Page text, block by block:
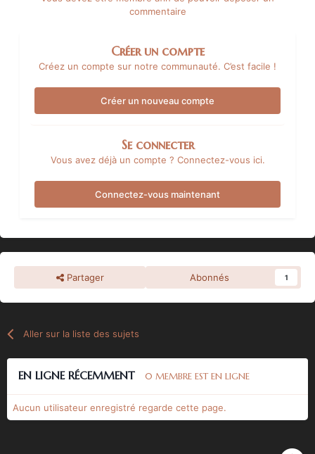
commentaire
Créer un compte
Créez un compte sur notre communauté. C’est facile !
Créer un nouveau compte
Se connecter
Vous avez déjà un compte ? Connectez-vous ici.
Connectez-vous maintenant
Partager Abonnés 1
Aller sur la liste des sujets
EN LIGNE RÉCEMMENT 0 MEMBRE EST EN LIGNE
Aucun utilisateur enregistré regarde cette page.